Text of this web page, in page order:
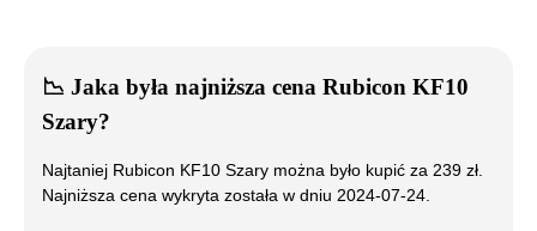
📉 Jaka była najniższa cena Rubicon KF10
Szary?
Najtaniej Rubicon KF10 Szary można było kupić za 239 zł.
Najniższa cena wykryta została w dniu 2024-07-24